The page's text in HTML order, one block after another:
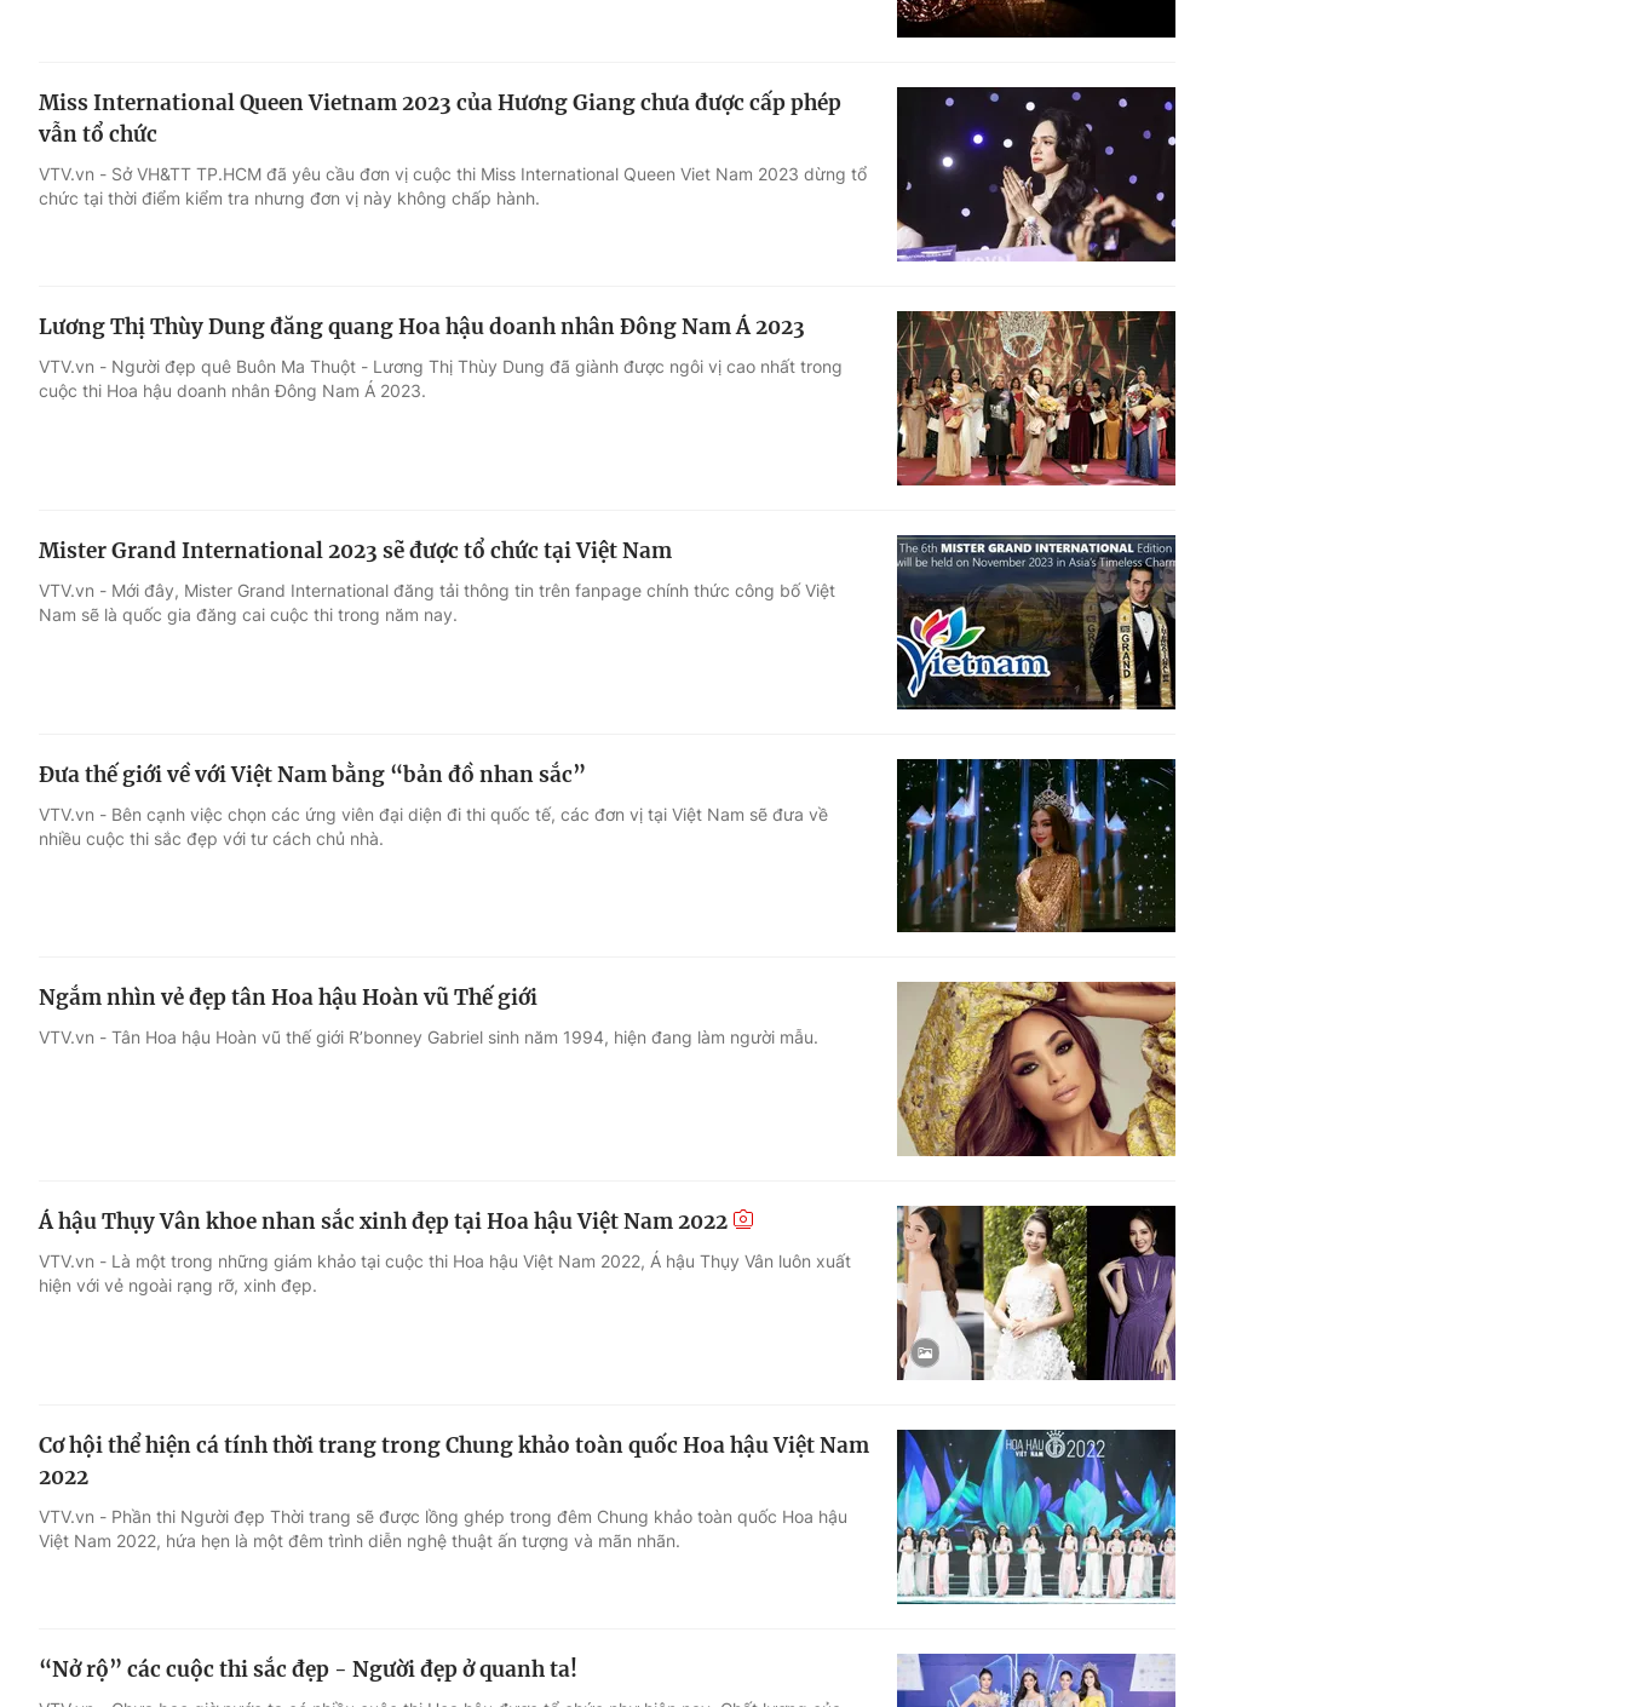
Miss International Queen Vietnam 2023 của Hương Giang chưa được cấp phép
vẫn tổ chức
VTV.vn - Sở VH&TT TP.HCM đã yêu cầu đơn vị cuộc thi Miss International Queen Viet Nam 2023 dừng tổ
chức tại thời điểm kiểm tra nhưng đơn vị này không chấp hành.
Lương Thị Thùy Dung đăng quang Hoa hậu doanh nhân Đông Nam Á 2023
VTV.vn - Người đẹp quê Buôn Ma Thuột - Lương Thị Thùy Dung đã giành được ngôi vị cao nhất trong
cuộc thi Hoa hậu doanh nhân Đông Nam Á 2023.
Mister Grand International 2023 sẽ được tổ chức tại Việt Nam
VTV.vn - Mới đây, Mister Grand International đăng tải thông tin trên fanpage chính thức công bố Việt
Nam sẽ là quốc gia đăng cai cuộc thi trong năm nay.
Đưa thế giới về với Việt Nam bằng “bản đồ nhan sắc”
VTV.vn - Bên cạnh việc chọn các ứng viên đại diện đi thi quốc tế, các đơn vị tại Việt Nam sẽ đưa về
nhiều cuộc thi sắc đẹp với tư cách chủ nhà.
Ngắm nhìn vẻ đẹp tân Hoa hậu Hoàn vũ Thế giới
VTV.vn - Tân Hoa hậu Hoàn vũ thế giới R’bonney Gabriel sinh năm 1994, hiện đang làm người mẫu.
Á hậu Thụy Vân khoe nhan sắc xinh đẹp tại Hoa hậu Việt Nam 2022
VTV.vn - Là một trong những giám khảo tại cuộc thi Hoa hậu Việt Nam 2022, Á hậu Thụy Vân luôn xuất
hiện với vẻ ngoài rạng rỡ, xinh đẹp.
Cơ hội thể hiện cá tính thời trang trong Chung khảo toàn quốc Hoa hậu Việt Nam
2022
VTV.vn - Phần thi Người đẹp Thời trang sẽ được lồng ghép trong đêm Chung khảo toàn quốc Hoa hậu
Việt Nam 2022, hứa hẹn là một đêm trình diễn nghệ thuật ấn tượng và mãn nhãn.
“Nở rộ” các cuộc thi sắc đẹp - Người đẹp ở quanh ta!